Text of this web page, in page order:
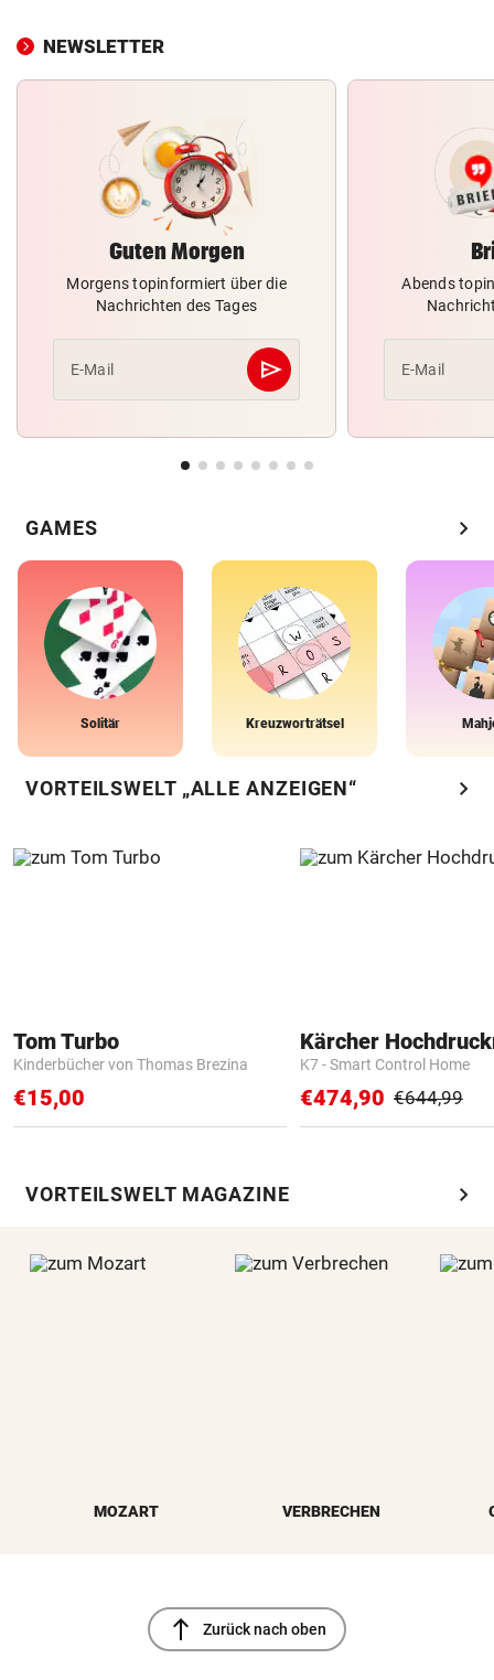
NEWSLETTER
Guten Morgen
Morgens topinformiert über die
Nachrichten des Tages
E-Mail send
Abschicken
Abends
E-Mail
GAMES chevron_right
Solitär Kreuzworträtsel
VORTEILSWELT „ALLE ANZEIGEN“ chevron_right
Tom Turbo
Kinderbücher von Thomas Brezina
€15,00
Kärcher
K7 - Smart Control Home
€474,90 €644,99
VORTEILSWELT MAGAZINE chevron_right
MOZART VERBRECHEN
north Zurück nach oben